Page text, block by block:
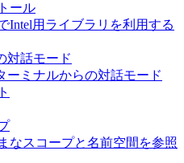
ール
Intel用ライブラリを利用する
対話モード
ーミナルからの対話モード
なスコープと名前空間を参照